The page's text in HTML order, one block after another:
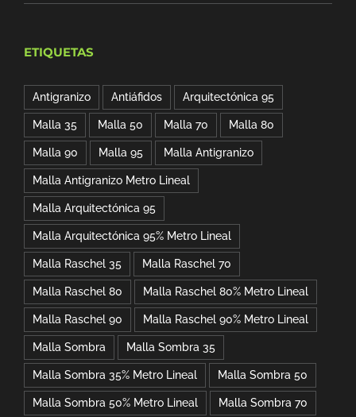
ETIQUETAS
Antigranizo Antiáfidos Arquitectónica 95
Malla 35 Malla 50 Malla 70 Malla 80
Malla 90 Malla 95 Malla Antigranizo
Malla Antigranizo Metro Lineal
Malla Arquitectónica 95
Malla Arquitectónica 95% Metro Lineal
Malla Raschel 35 Malla Raschel 70
Malla Raschel 80 Malla Raschel 80% Metro Lineal
Malla Raschel 90 Malla Raschel 90% Metro Lineal
Malla Sombra Malla Sombra 35
Malla Sombra 35% Metro Lineal Malla Sombra 50
Malla Sombra 50% Metro Lineal Malla Sombra 70